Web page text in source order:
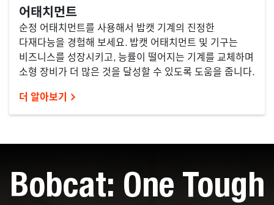
어태치먼트
순정 어태치먼트를 사용해서 밥캣 기계의 진정한
다재다능을 경험해 보세요. 밥캣 어태치먼트 및 기구는
비즈니스를 성장시키고, 능률이 떨어지는 기계를 교체하며
소형 장비가 더 많은 것을 달성할 수 있도록 도움을 줍니다.
더 알아보기
Bobcat: One Tough